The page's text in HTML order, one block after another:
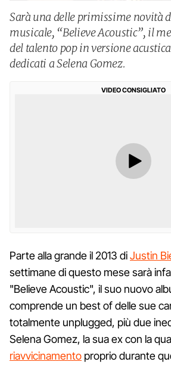
Sarà una delle primissime novità
musicale, “Believe Acoustic”, il
del talento pop in versione
dedicati a Selena Gomez.
VIDEO CONSIGLIATO
Parte alla grande il 2013 diJustin
settimane di questo mese sarà
"Believe Acoustic", il suo nuovo
comprende un best of delle sue
totalmente unplugged, più due
Selena Gomez, la sua ex con la
riavvicinamento proprio durante